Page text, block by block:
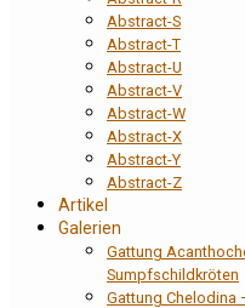
Abstract-S
Abstract-T
Abstract-U
Abstract-V
Abstract-W
Abstract-X
Abstract-Y
Abstract-Z
Artikel
Galerien
Gattung
Sumpfschildkröten
Gattung Chelodina